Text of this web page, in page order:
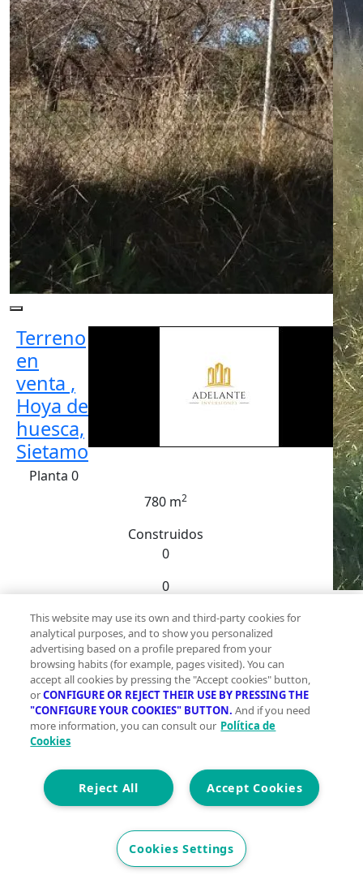
Terreno
en
venta ,
Hoya de
huesca,
Sietamo
Planta 0
780 m2
Construidos
0
0
Et. EnergéticaCons.G
Precio
59.000 €
¡Construye tus sueños en Siétamo!~~Se vende
última parcela urbana de 525 m2, con fachada
de 15m y largura de 35m, en una de las zonas
minutos de Huesca.~~Características:~~-
Ubicación privilegiada, rodeada de naturaleza
y cerca de servicios esenciales~- Ideal para
construir una vivienda unifamiliar con jardín y
espacio para disfrutar al aire libre~- Acceso
fácil a colegios, tiendas, restaurantes y otros
This website may use its own and third-party cookies for
analytical purposes, and to show you personalized
advertising based on a profile prepared from your
browsing habits (for example, pages visited). You can
accept all cookies by pressing the "Accept cookies" button,
orCONFIGURE OR REJECT THEIR USE BY PRESSING THE
"CONFIGURE YOUR COOKIES" BUTTON. And if you need
more information, you can consult our Política de
Cookies
Accept Cookies
Reject All
Cookies Settings